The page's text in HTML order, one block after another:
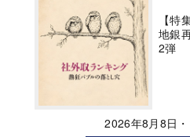
【特
地銀
2弾
2026年8月8日